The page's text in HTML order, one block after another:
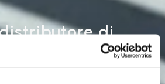
di
elettronici ed